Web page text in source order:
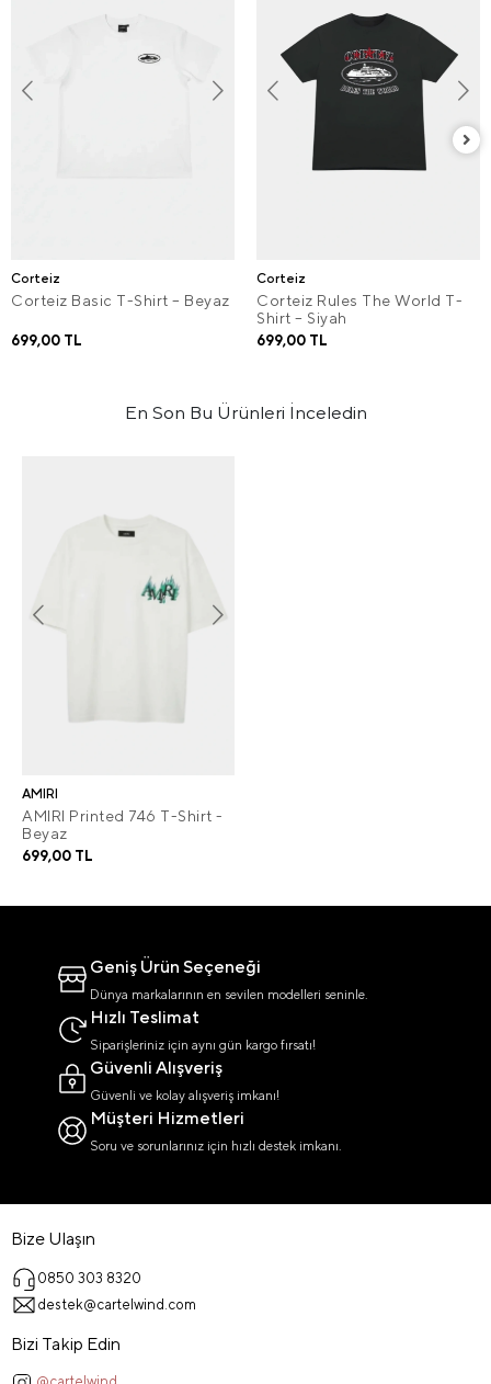
Corteiz
Corteiz Basic T-Shirt – Beyaz
699,00 TL
Corteiz
Corteiz Rules The World T-
Shirt – Siyah
699,00 TL
En Son Bu Ürünleri İnceledin
AMIRI
AMIRI Printed 746 T-Shirt -
Beyaz
699,00 TL
Geniş Ürün Seçeneği
Dünya markalarının en sevilen modelleri seninle.
Hızlı Teslimat
Siparişleriniz için aynı gün kargo fırsatı!
Güvenli Alışveriş
Güvenli ve kolay alışveriş imkanı!
Müşteri Hizmetleri
Soru ve sorunlarınız için hızlı destek imkanı.
Bize Ulaşın
0850 303 8320
destek@cartelwind.com
Bizi Takip Edin